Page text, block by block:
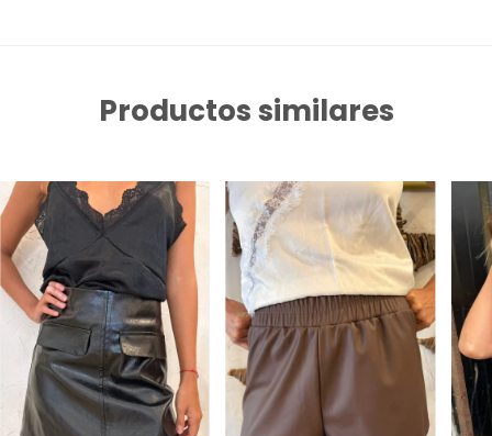
Productos similares